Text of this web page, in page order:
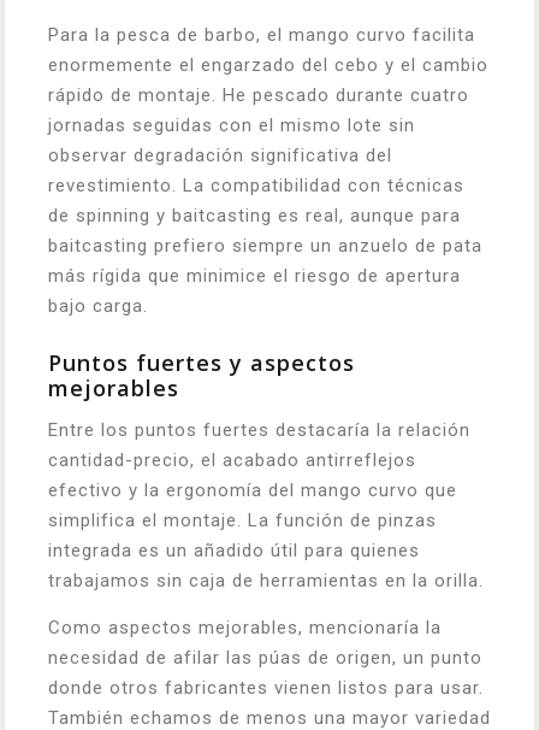
Para la pesca de barbo, el mango curvo facilita
enormemente el engarzado del cebo y el cambio
rápido de montaje. He pescado durante cuatro
jornadas seguidas con el mismo lote sin
observar degradación significativa del
revestimiento. La compatibilidad con técnicas
de spinning y baitcasting es real, aunque para
baitcasting prefiero siempre un anzuelo de pata
más rígida que minimice el riesgo de apertura
bajo carga.
Puntos fuertes y aspectos
mejorables
Entre los puntos fuertes destacaría la relación
cantidad-precio, el acabado antirreflejos
efectivo y la ergonomía del mango curvo que
simplifica el montaje. La función de pinzas
integrada es un añadido útil para quienes
trabajamos sin caja de herramientas en la orilla.
Como aspectos mejorables, mencionaría la
necesidad de afilar las púas de origen, un punto
donde otros fabricantes vienen listos para usar.
También echamos de menos una mayor variedad